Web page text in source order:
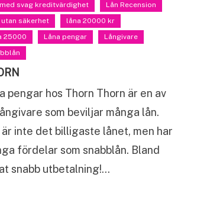
svag kreditvärdighet
Lån Recension
utan säkerhet
låna 20000 kr
25000
Låna pengar
Långivare
pengar hos Thorn Thorn är en av
som beviljar många lån.
är inte det billigaste lånet, men har
fördelar som snabblån. Bland
snabb utbetalning!…